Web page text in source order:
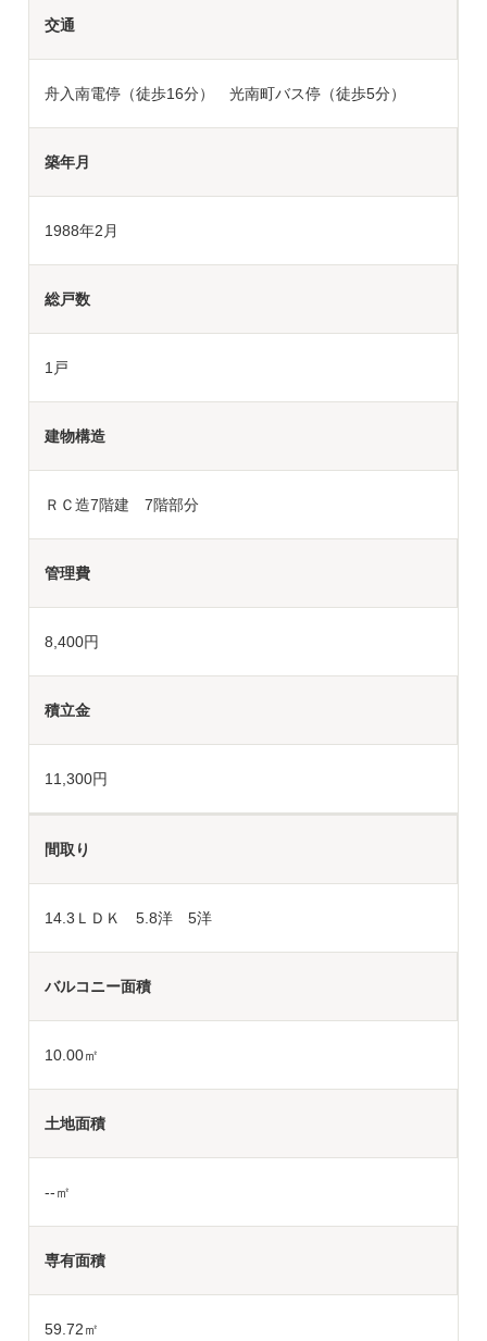
交通
舟入南電停（徒歩16分） 光南町バス停（徒歩5分）
築年月
1988年2月
総戸数
1戸
建物構造
ＲＣ造7階建 7階部分
管理費
8,400円
積立金
11,300円
間取り
14.3ＬＤＫ 5.8洋 5洋
バルコニー面積
10.00㎡
土地面積
--㎡
専有面積
59.72㎡